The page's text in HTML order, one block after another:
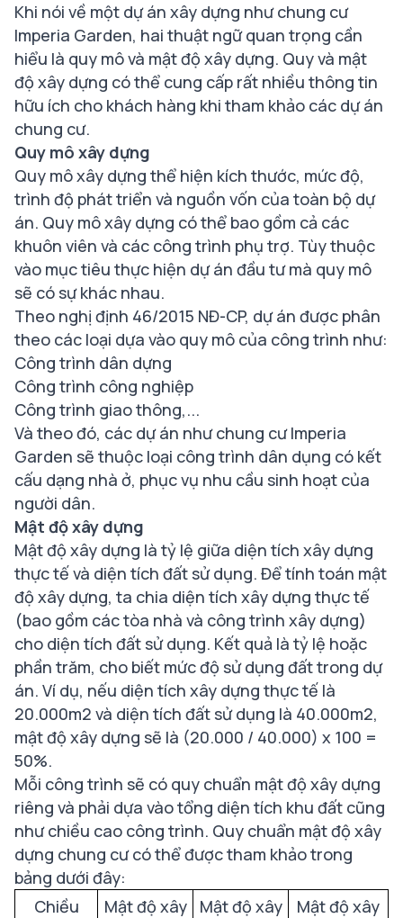
Khi nói về một dự án xây dựng như chung cư
Imperia Garden, hai thuật ngữ quan trọng cần
hiểu là quy mô và mật độ xây dựng. Quy và mật
độ xây dựng có thể cung cấp rất nhiều thông tin
hữu ích cho khách hàng khi tham khảo các dự án
chung cư.
Quy mô xây dựng
Quy mô xây dựng thể hiện kích thước, mức độ,
trình độ phát triển và nguồn vốn của toàn bộ dự
án. Quy mô xây dựng có thể bao gồm cả các
khuôn viên và các công trình phụ trợ. Tùy thuộc
vào mục tiêu thực hiện dự án đầu tư mà quy mô
sẽ có sự khác nhau.
Theo nghị định 46/2015 NĐ-CP, dự án được phân
theo các loại dựa vào quy mô của công trình như:
Công trình dân dựng
Công trình công nghiệp
Công trình giao thông,...
Và theo đó, các dự án như chung cư Imperia
Garden sẽ thuộc loại công trình dân dụng có kết
cấu dạng nhà ở, phục vụ nhu cầu sinh hoạt của
người dân.
Mật độ xây dựng
Mật độ xây dựng là tỷ lệ giữa diện tích xây dựng
thực tế và diện tích đất sử dụng. Để tính toán mật
độ xây dựng, ta chia diện tích xây dựng thực tế
(bao gồm các tòa nhà và công trình xây dựng)
cho diện tích đất sử dụng. Kết quả là tỷ lệ hoặc
phần trăm, cho biết mức độ sử dụng đất trong dự
án. Ví dụ, nếu diện tích xây dựng thực tế là
20.000m2 và diện tích đất sử dụng là 40.000m2,
mật độ xây dựng sẽ là (20.000 / 40.000) x 100 =
50%.
Mỗi công trình sẽ có quy chuẩn mật độ xây dựng
riêng và phải dựa vào tổng diện tích khu đất cũng
như chiều cao công trình. Quy chuẩn mật độ xây
dựng chung cư có thể được tham khảo trong
bảng dưới đây:
Chiều
Mật độ xây
Mật độ xây
Mật độ xây